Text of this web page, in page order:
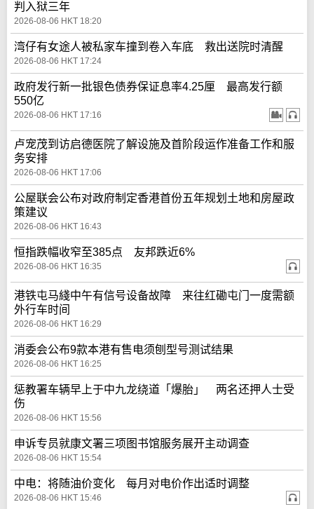
判入狱三年
2026-08-06 HKT 18:20
湾仔有女途人被私家车撞到卷入车底 救出送院时清醒
2026-08-06 HKT 17:24
政府发行新一批银色债券保证息率4.25厘 最高发行额
550亿
2026-08-06 HKT 17:16
卢宠茂到访启德医院了解设施及首阶段运作准备工作和服
务安排
2026-08-06 HKT 17:06
公屋联会公布对政府制定香港首份五年规划土地和房屋政
策建议
2026-08-06 HKT 16:43
恒指跌幅收窄至385点 友邦跌近6%
2026-08-06 HKT 16:35
港铁屯马綫中午有信号设备故障 来往红磡屯门一度需额
外行车时间
2026-08-06 HKT 16:29
消委会公布9款本港有售电须刨型号测试结果
2026-08-06 HKT 16:25
惩教署车辆早上于中九龙绕道「爆胎」 两名还押人士受
伤
2026-08-06 HKT 15:56
申诉专员就康文署三项图书馆服务展开主动调查
2026-08-06 HKT 15:54
中电：将随油价变化 每月对电价作出适时调整
2026-08-06 HKT 15:46